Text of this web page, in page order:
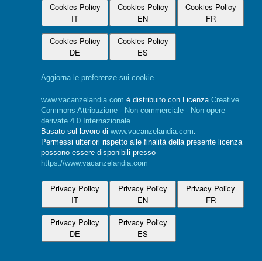
Cookies Policy
IT
Cookies Policy
EN
Cookies Policy
FR
Cookies Policy
DE
Cookies Policy
ES
Aggiorna le preferenze sui cookie
www.vacanzelandia.com è distribuito con Licenza Creative
Commons Attribuzione - Non commerciale - Non opere
derivate 4.0 Internazionale.
Basato sul lavoro di www.vacanzelandia.com.
Permessi ulteriori rispetto alle finalità della presente licenza
possono essere disponibili presso
https://www.vacanzelandia.com
Privacy Policy
IT
Privacy Policy
EN
Privacy Policy
FR
Privacy Policy
DE
Privacy Policy
ES